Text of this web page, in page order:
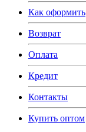
Как оформить
Возврат
Оплата
Кредит
Контакты
Купить оптом